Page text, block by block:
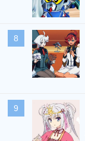
8
9